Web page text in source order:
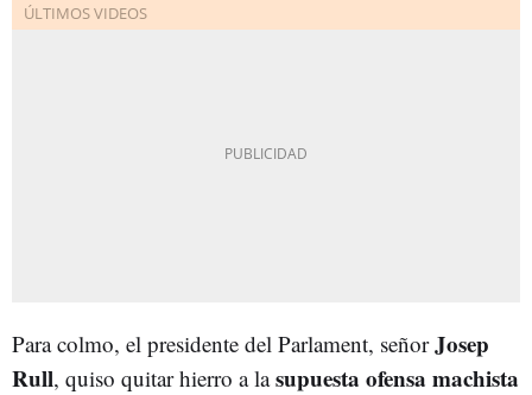
Para colmo, el presidente del Parlament, señorJosep
Rull, quiso quitar hierro a lasupuesta ofensa machista